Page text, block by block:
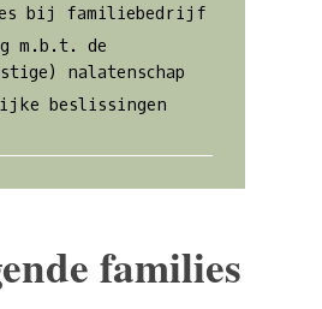
bij familiebedrijf
m.b.t. de
nalatenschap
beslissingen
families